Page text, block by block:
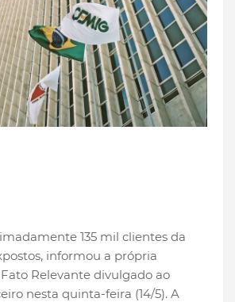
135 mil clientes da
informou a própria
Relevante divulgado ao
nesta quinta-feira (14/5). A